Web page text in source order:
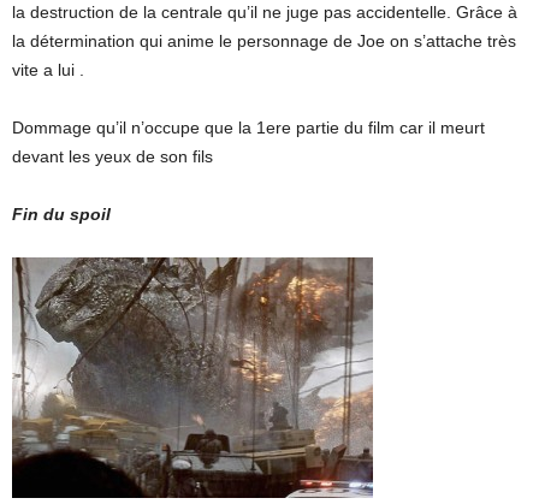
la destruction de la centrale qu’il ne juge pas accidentelle. Grâce à
la détermination qui anime le personnage de Joe on s’attache très
vite a lui .
Dommage qu’il n’occupe que la 1ere partie du film car il meurt
devant les yeux de son fils
Fin du spoil